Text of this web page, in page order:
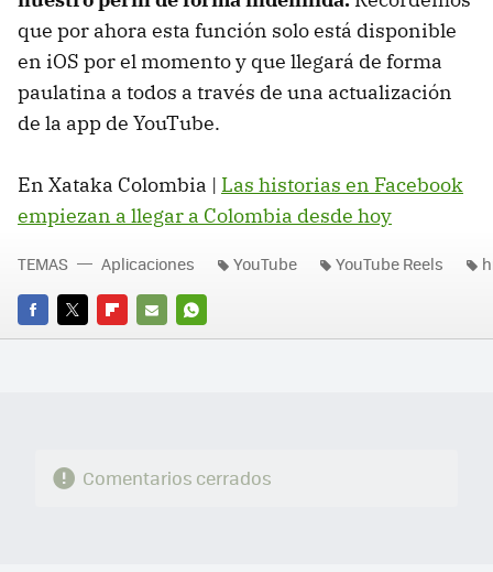
que por ahora esta función solo está disponible
en iOS por el momento y que llegará de forma
paulatina a todos a través de una actualización
de la app de YouTube.
En Xataka Colombia | Las historias en Facebook
empiezan a llegar a Colombia desde hoy
FACEBOOK
TWITTERFLIPBOARD
E-
WHATSAPP
TEMAS Aplicaciones YouTube YouTube Reels
Comentarios cerrados